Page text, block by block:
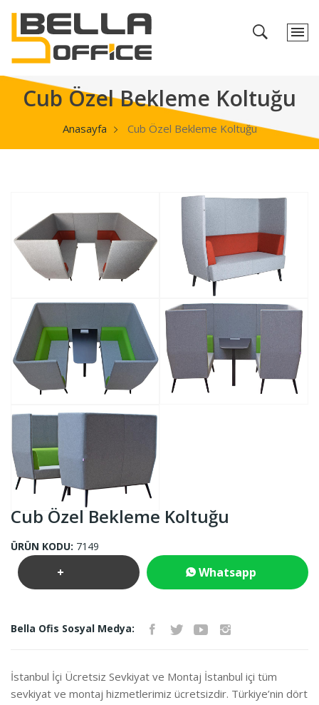
Cub Özel Bekleme Koltuğu
Anasayfa Cub Özel Bekleme Koltuğu
Cub Özel Bekleme Koltuğu
ÜRÜN KODU: 7149
+ Whatsapp
Bella Ofis Sosyal Medya:
İstanbul İçi Ücretsiz Sevkiyat ve Montaj İstanbul içi tüm
sevkiyat ve montaj hizmetlerimiz ücretsizdir. Türkiye’nin dört